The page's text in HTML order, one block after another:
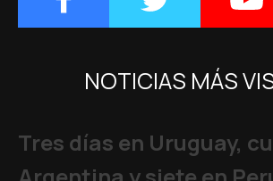
NOTICIAS MÁS
Tres días en Uruguay,